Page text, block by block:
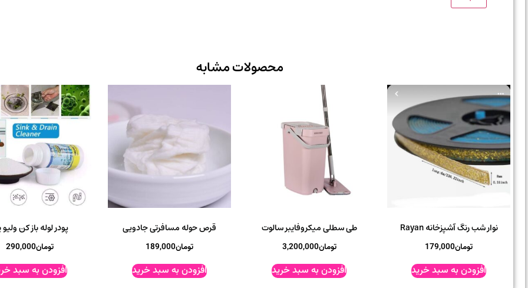
محصولات مشابه
نوار شب رنگ آشپزخانه Rayan
تومان179,000
افزودن به سبد خرید
طی سطلی میکروفایبر سالوت
تومان3,200,000
افزودن به سبد خرید
قرص حوله مسافرتی جادویی
تومان189,000
افزودن به سبد خرید
پودر لوله باز کن
تومان290,000
افزودن به سبد